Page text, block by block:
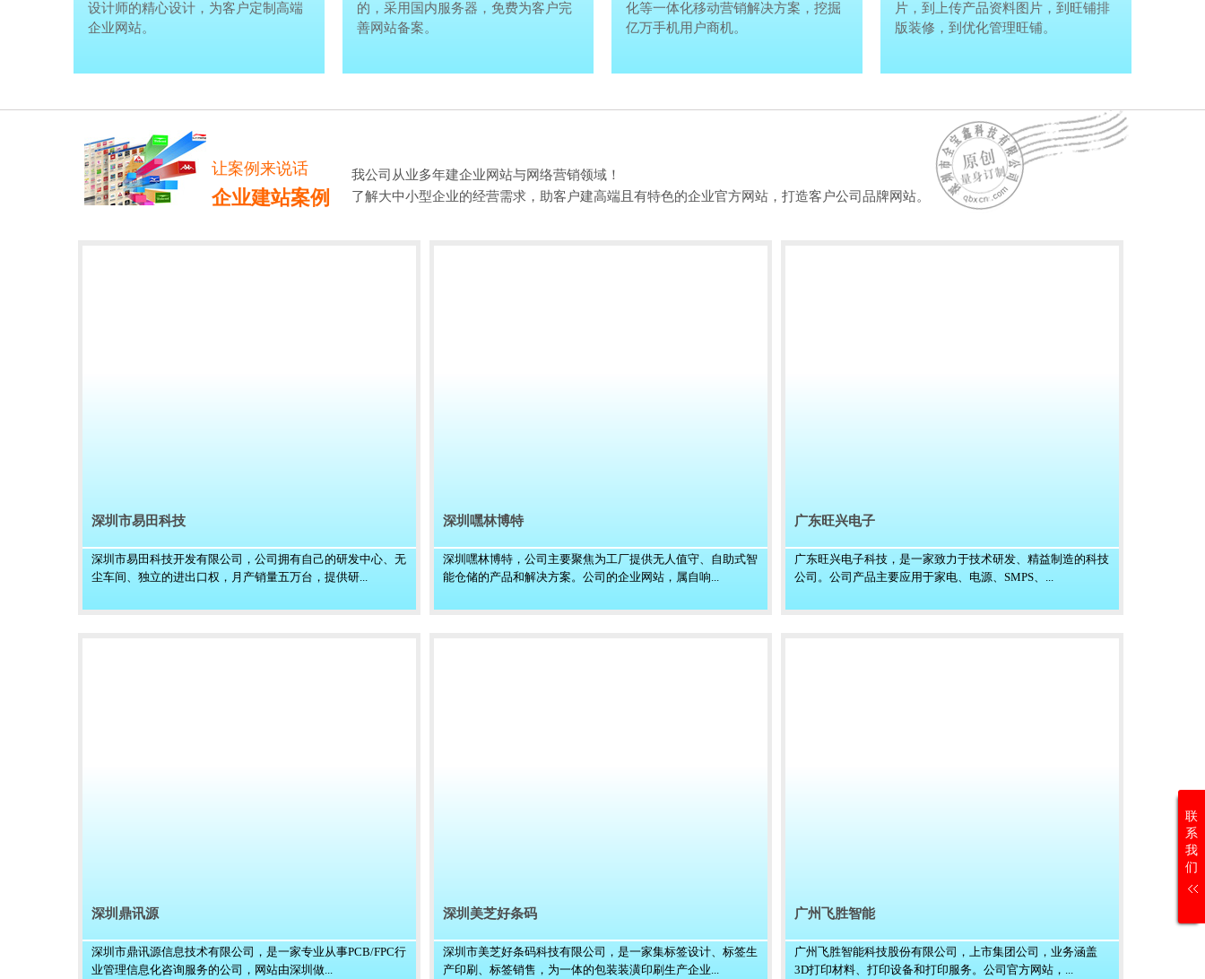
设计师的精心设计，为客户定制高端
企业网站。
设计师的精心设计，为客户定制高端
企业网站。
的，采用国内服务器，免费为客户完
善网站备案。
的，采用国内服务器，免费为客户完
善网站备案。
化等一体化移动营销解决方案，挖掘
亿万手机用户商机。
化等一体化移动营销解决方案，挖掘
亿万手机用户商机。
片，到上传产品资料图片，到旺铺排
版装修，到优化管理旺铺。
让案例来说话
企业建站案例
我公司从业多年建企业网站与网络营销领域！
了解大中小型企业的经营需求，助客户建高端且有特色的企业官方网站，打造客户公司品牌网站。
深圳市易田科技
深圳市易田科技开发有限公司，公司拥有自己的研发中心、无
尘车间、独立的进出口权，月产销量五万台，提供研...
深圳嘿林博特
深圳嘿林博特，公司主要聚焦为工厂提供无人值守、自助式智
能仓储的产品和解决方案。公司的企业网站，属自响...
广东旺兴电子
广东旺兴电子科技，是一家致力于技术研发、精益制造的科技
公司。公司产品主要应用于家电、电源、SMPS、...
深圳鼎讯源
深圳市鼎讯源信息技术有限公司，是一家专业从事PCB/FPC行
业管理信息化咨询服务的公司，网站由深圳做...
深圳美芝好条码
深圳市美芝好条码科技有限公司，是一家集标签设计、标签生
产印刷、标签销售，为一体的包装装潢印刷生产企业...
广州飞胜智能
广州飞胜智能科技股份有限公司，上市集团公司，业务涵盖
3D打印材料、打印设备和打印服务。公司官方网站，...
联
系
我
们